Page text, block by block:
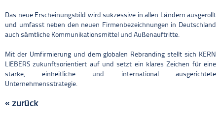
Das neue Erscheinungsbild wird sukzessive in allen Ländern ausgerollt
und umfasst neben den neuen Firmenbezeichnungen in Deutschland
auch sämtliche Kommunikationsmittel und Außenauftritte.
Mit der Umfirmierung und dem globalen Rebranding stellt sich KERN
LIEBERS zukunftsorientiert auf und setzt ein klares Zeichen für eine
starke, einheitliche und international ausgerichtete
Unternehmensstrategie.
« zurück